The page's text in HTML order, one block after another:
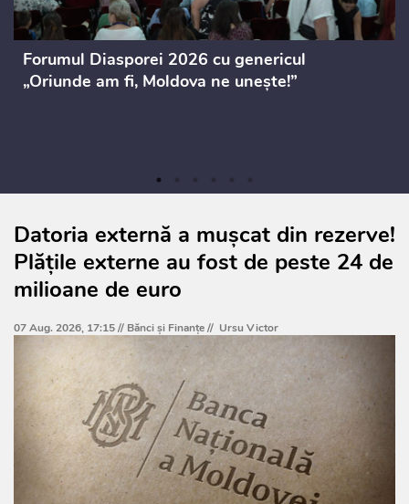
Forumul Diasporei 2026 cu genericul
„Oriunde am fi, Moldova ne unește!”
Datoria externă a mușcat din rezerve!
Plățile externe au fost de peste 24 de
milioane de euro
07 Aug. 2026, 17:15 // Bănci şi Finanţe// Ursu Victor